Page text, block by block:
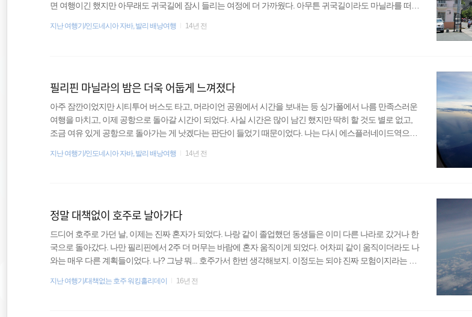
면 여행이긴 했지만 아무래도 귀국길에 잠시 들리는 여정에 더 가까웠다. 아무튼 귀국길이라도 마닐라를 떠나
보는 행위는 필수라고 할 수 있다. 게다가 지난밤의 어두컴컴한 분위기가 마닐라의 전부가 아님을 믿고 싶었
지난 여행기/인도네시아 자바, 발리 배낭여행 14년 전
필리핀 마닐라의 밤은 더욱 어둡게 느껴졌다
아주 잠깐이었지만 시티투어 버스도 타고, 머라이언 공원에서 시간을 보내는 등 싱가폴에서 나름 만족스러운
여행을 마치고, 이제 공항으로 돌아갈 시간이 되었다. 사실 시간은 많이 남긴 했지만 딱히 할 것도 별로 없고,
조금 여유 있게 공항으로 돌아가는 게 낫겠다는 판단이 들었기 때문이었다. 나는 다시 에스플러네이드역으로
울의 지하철과 시스템이 비슷하다고 할 수 있어 어려운 일도 아니다. 그냥 보증금 환급 버튼을 누르고 카드를
지난 여행기/인도네시아 자바, 발리 배낭여행 14년 전
정말 대책없이 호주로 날아가다
드디어 호주로 가던 날, 이제는 진짜 혼자가 되었다. 나랑 같이 졸업했던 동생들은 이미 다른 나라로 갔거나 한
국으로 돌아갔다. 나만 필리핀에서 2주 더 머무는 바람에 혼자 움직이게 되었다. 어차피 같이 움직이더라도 나
와는 매우 다른 계획들이었다. 나? 그냥 뭐... 호주가서 한번 생각해보지. 이정도는 되야 진짜 모험이지라는 여
인들이 나의 생존을 염려하며 작별인사를 했다. 공항까지 엄청나게 막혀서 진절머리가 날 지경이었다. 공항에
지난 여행기/대책없는 호주 워킹홀리데이 16년 전